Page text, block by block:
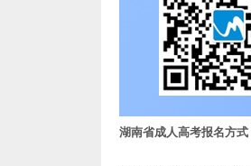
湖南省成人高考报名方式